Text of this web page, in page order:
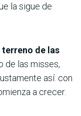
la sigue de
terreno de las
de las misses,
así: con
a crecer.